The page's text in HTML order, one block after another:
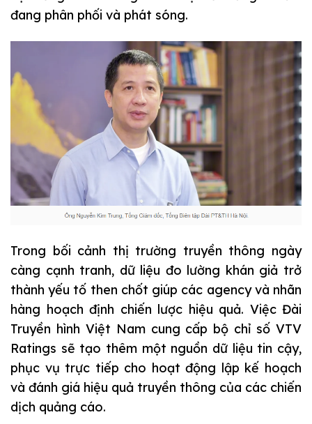
đang phân phối và phát sóng.
Trong bối cảnh thị trường truyền thông ngày
càng cạnh tranh, dữ liệu đo lường khán giả trở
thành yếu tố then chốt giúp các agency và nhãn
hàng hoạch định chiến lược hiệu quả. Việc Đài
Truyền hình Việt Nam cung cấp bộ chỉ số VTV
Ratings sẽ tạo thêm một nguồn dữ liệu tin cậy,
phục vụ trực tiếp cho hoạt động lập kế hoạch
và đánh giá hiệu quả truyền thông của các chiến
dịch quảng cáo.